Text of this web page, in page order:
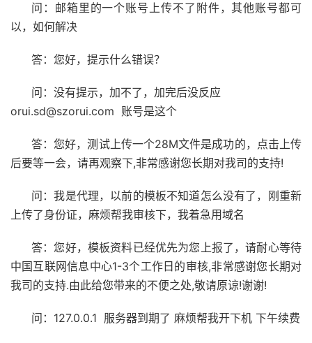
问：邮箱里的一个账号上传不了附件，其他账号都可
以，如何解决
答：您好，提示什么错误？
问：没有提示，加不了，加完后没反应
orui.sd@szorui.com 账号是这个
答：您好，测试上传一个28M文件是成功的，点击上传
后要等一会，请再观察下,非常感谢您长期对我司的支持!
问：我是代理，以前的模板不知道怎么没有了，刚重新
上传了身份证，麻烦帮我审核下，我着急用域名
答：您好，模板资料已经优先为您上报了，请耐心等待
中国互联网信息中心1-3个工作日的审核,非常感谢您长期对
我司的支持.由此给您带来的不便之处,敬请原谅!谢谢!
问：127.0.0.1 服务器到期了 麻烦帮我开下机 下午续费